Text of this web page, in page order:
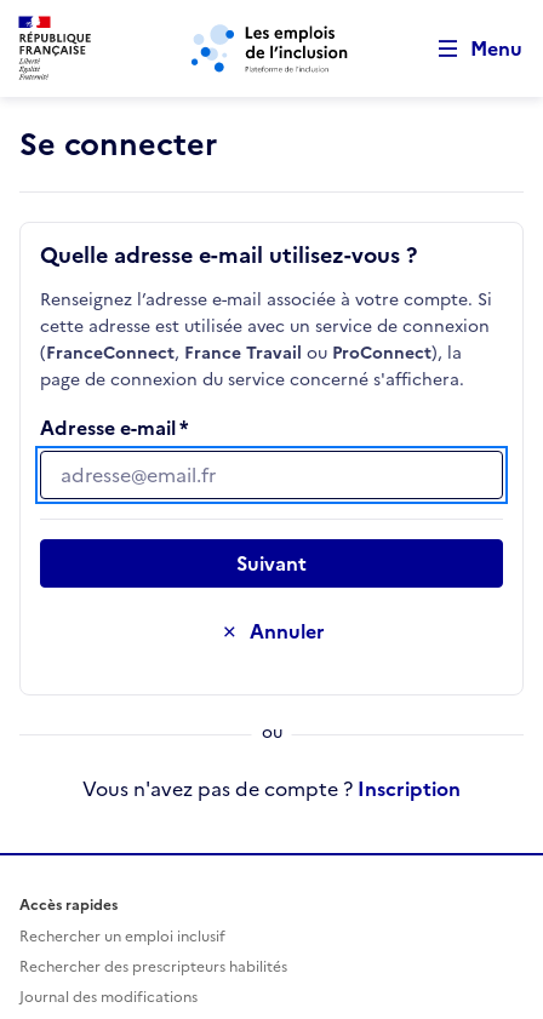
Aller au menu principal Aller au contenu principal
Menu
Se connecter
Quelle adresse e-mail utilisez-vous ?
Renseignez l’adresse e-mail associée à votre compte. Si
cette adresse est utilisée avec un service de connexion
(FranceConnect, France Travail ou ProConnect), la
page de connexion du service concerné s'affichera.
Adresse e-mail
Adresse e-mail
Annuler
Suivant
Vous n'avez pas de compte ? Inscription
Accès rapides
Rechercher un emploi inclusif
Rechercher des prescripteurs habilités
Journal des modifications
Retour au début de la page
Panneau de gestion des cookies